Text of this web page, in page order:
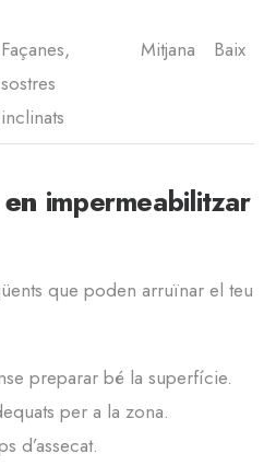
Façanes,
sostres
inclinats
Mitjana Baix
impermeabilitzar
que poden arruïnar el teu
preparar bé la superfície.
per a la zona.
d’assecat.